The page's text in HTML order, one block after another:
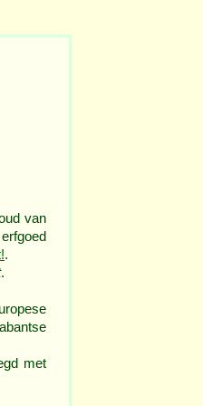
van
.
.
met